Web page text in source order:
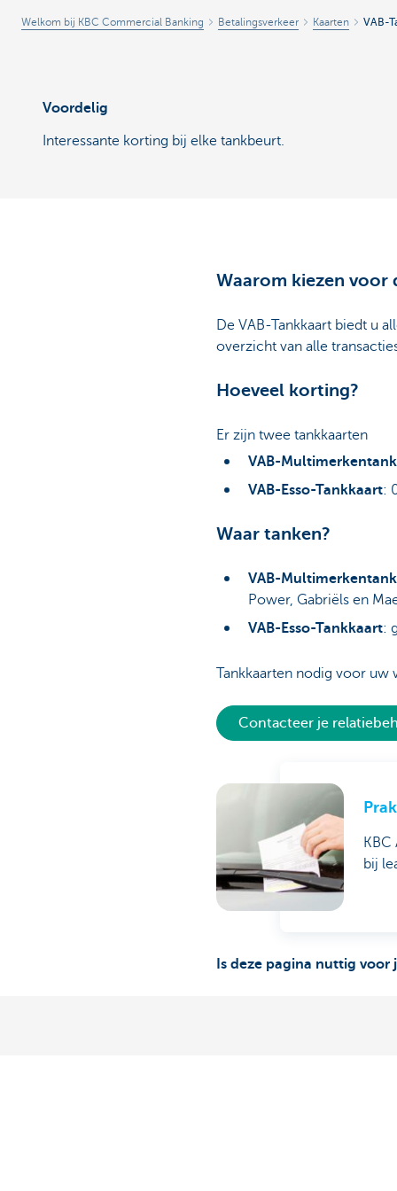
Welkom bij KBC Commercial Banking Betalingsverkeer Kaarten VAB-
Voordelig
Interessante korting bij elke tankbeurt.
Waarom kiezen voor
De VAB-Tankkaart biedt u
overzicht van alle
Hoeveel korting?
Er zijn twee tankkaarten
VAB-
VAB-Esso-Tankkaart:
Waar tanken?
VAB-
Power, Gabriëls en
VAB-Esso-Tankkaart:
Tankkaarten nodig voor uw
Contacteer je
bij
Is deze pagina nuttig voor